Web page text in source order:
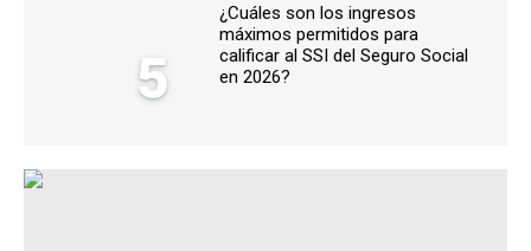
5
¿Cuáles son los ingresos
máximos permitidos para
calificar al SSI del Seguro Social
en 2026?